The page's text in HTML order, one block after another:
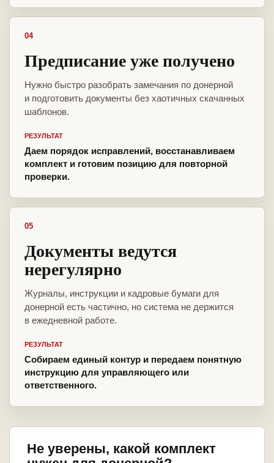
04
Предписание уже получено
Нужно быстро разобрать замечания по донерной
и подготовить документы без хаотичных скачанных
шаблонов.
РЕЗУЛЬТАТ
Даем порядок исправлений, восстанавливаем
комплект и готовим позицию для повторной
проверки.
05
Документы ведутся
нерегулярно
Журналы, инструкции и кадровые бумаги для
донерной есть частично, но система не держится
в ежедневной работе.
РЕЗУЛЬТАТ
Собираем единый контур и передаем понятную
инструкцию для управляющего или
ответственного.
Не уверены, какой комплект